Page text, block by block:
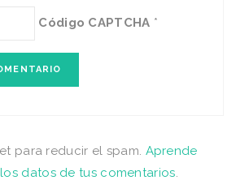
Código CAPTCHA *
para reducir el spam. Aprende
datos de tus comentarios.